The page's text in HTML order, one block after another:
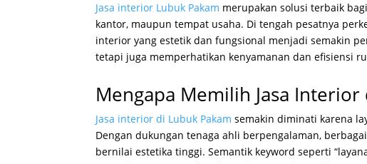
Jasa interior Lubuk Pakam merupakan solusi terbaik
kantor, maupun tempat usaha. Di tengah pesatnya
interior yang estetik dan fungsional menjadi semakin
tetapi juga memperhatikan kenyamanan dan efisiensi
Mengapa Memilih Jasa Interior
Jasa interior di Lubuk Pakam semakin diminati karena
Dengan dukungan tenaga ahli berpengalaman,
bernilai estetika tinggi. Semantik keyword seperti